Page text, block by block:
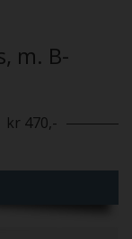
m. B-
kr 470,-